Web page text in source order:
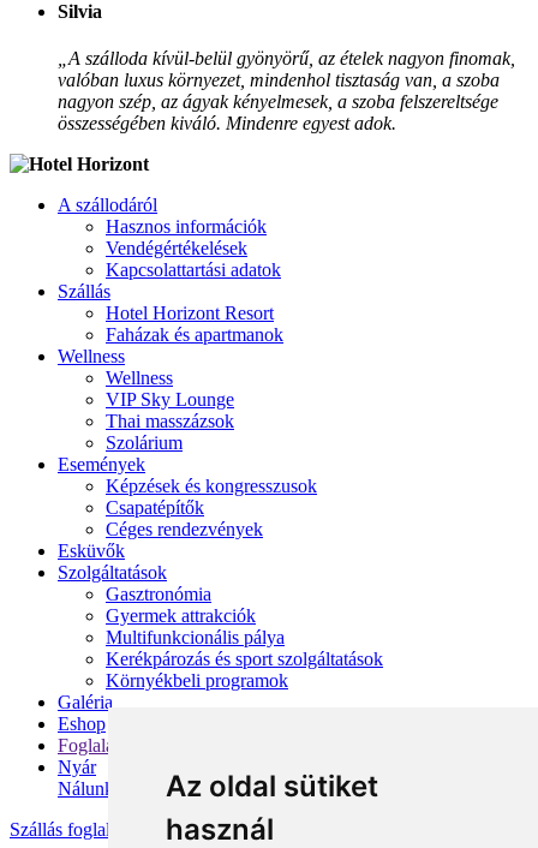
Az oldal sütiket
használ
Silvia
„A szálloda kívül-belül gyönyörű, az ételek nagyon finomak,
valóban luxus környezet, mindenhol tisztaság van, a szoba
nagyon szép, az ágyak kényelmesek, a szoba felszereltsége
összességében kiváló. Mindenre egyest adok.
A szállodáról
Hasznos információk
Vendégértékelések
Kapcsolattartási adatok
Szállás
Hotel Horizont Resort
Faházak és apartmanok
Wellness
Wellness
VIP Sky Lounge
Thai masszázsok
Szolárium
Események
Képzések és kongresszusok
Csapatépítők
Céges rendezvények
Esküvők
Szolgáltatások
Gasztronómia
Gyermek attrakciók
Multifunkcionális pálya
Kerékpározás és sport szolgáltatások
Környékbeli programok
Galéria
Eshop
Foglalás
Nyár
Nálunk
Szállás foglalása